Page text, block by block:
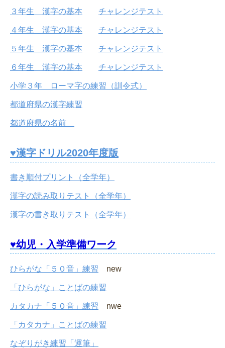
３年生 漢字の基本 チャレンジテスト
４年生 漢字の基本 チャレンジテスト
５年生 漢字の基本 チャレンジテスト
６年生 漢字の基本 チャレンジテスト
小学３年 ローマ字の練習（訓令式）
都道府県の漢字練習
都道府県の名前
♥漢字ドリル2020年度版
書き順付プリント（全学年）
漢字の読み取りテスト（全学年）
漢字の書き取りテスト（全学年）
♥幼児・入学準備ワーク
ひらがな「５０音」練習 new
「ひらがな」ことばの練習
カタカナ「５０音」練習 nwe
「カタカナ」ことばの練習
なぞりがき練習「運筆」